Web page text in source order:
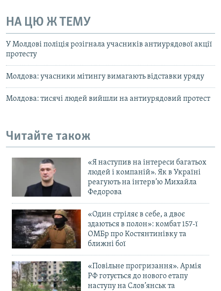
НА ЦЮ Ж ТЕМУ
У Молдові поліція розігнала учасників антиурядової акції
протесту
Молдова: учасники мітингу вимагають відставки уряду
Молдова: тисячі людей вийшли на антиурядовий протест
Читайте також
«Я наступив на інтереси багатьох
людей і компаній». Як в Україні
реагують на інтерв’ю Михайла
Федорова
«Один стріляє в себе, а двоє
здаються в полон»: комбат 157-ї
ОМБр про Костянтинівку та
ближні бої
«Повільне прогризання». Армія
РФ готується до нового етапу
наступу на Слов’янськ та